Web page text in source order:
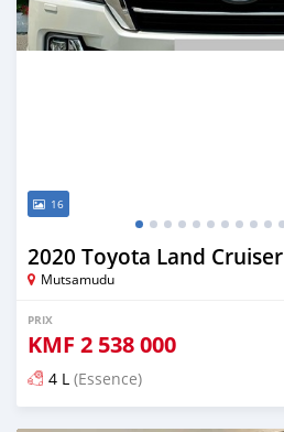
16
2020 Toyota Land Cruiser
Mutsamudu
PRIX
KMF 2 538 000
4 L (Essence)
Publié il y a 5 mois